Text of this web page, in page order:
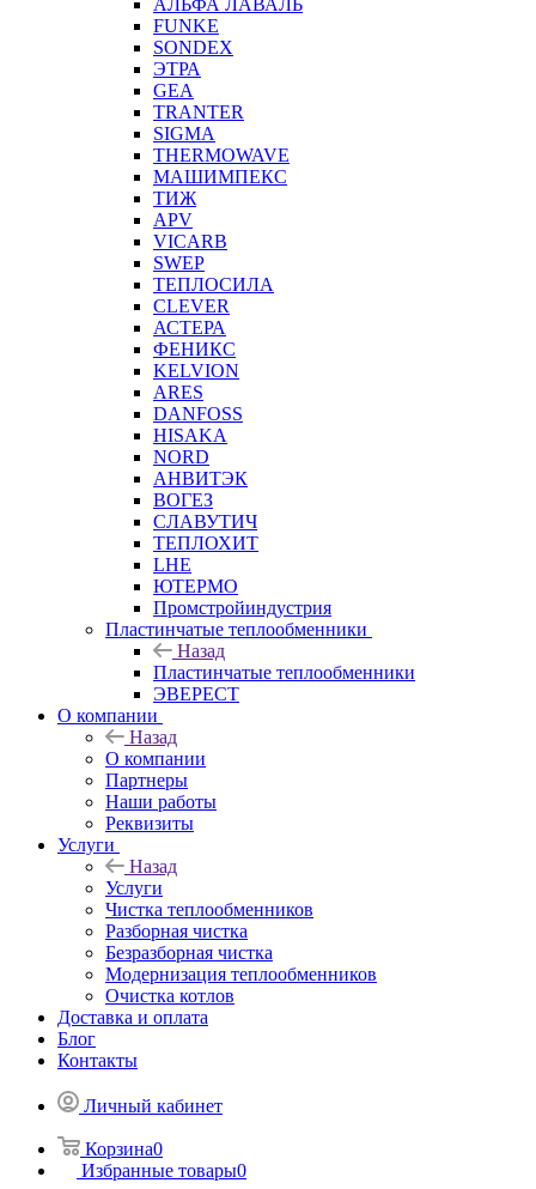
АЛЬФА ЛАВАЛЬ
FUNKE
SONDEX
ЭТРА
GEA
TRANTER
SIGMA
THERMOWAVE
МАШИМПЕКС
ТИЖ
APV
VICARB
SWEP
ТЕПЛОСИЛА
CLEVER
АСТЕРА
ФЕНИКС
KELVION
ARES
DANFOSS
HISAKA
NORD
АНВИТЭК
ВОГЕЗ
СЛАВУТИЧ
ТЕПЛОХИТ
LHE
ЮТЕРМО
Промстройиндустрия
Пластинчатые теплообменники
Назад
Пластинчатые теплообменники
ЭВЕРЕСТ
О компании
Назад
О компании
Партнеры
Наши работы
Реквизиты
Услуги
Назад
Услуги
Чистка теплообменников
Разборная чистка
Безразборная чистка
Модернизация теплообменников
Очистка котлов
Доставка и оплата
Блог
Контакты
Личный кабинет
Корзина0
Избранные товары0